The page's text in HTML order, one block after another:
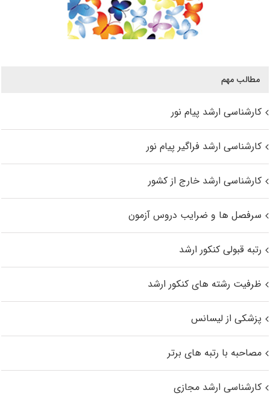
مطالب مهم
کارشناسی ارشد پیام نور
کارشناسی ارشد فراگیر پیام نور
کارشناسی ارشد خارج از کشور
سرفصل ها و ضرایب دروس آزمون
رتبه قبولی کنکور ارشد
ظرفیت رشته های کنکور ارشد
پزشکی از لیسانس
مصاحبه با رتبه های برتر
کارشناسی ارشد مجازی